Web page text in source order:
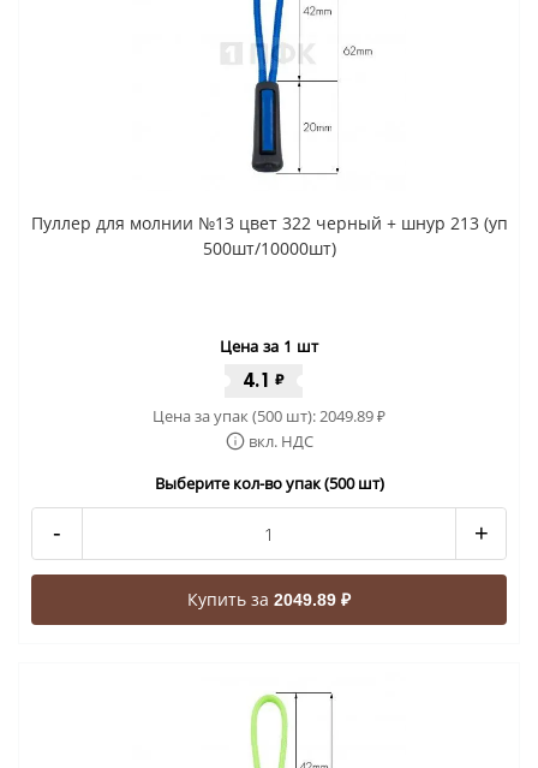
Пуллер для молнии №13 цвет 322 черный + шнур 213 (уп
500шт/10000шт)
Цена за 1 шт
4.1 ₽
Цена за упак (500 шт):2049.89₽
вкл. НДС
Выберите кол-во упак (500 шт)
- +
Купить за 2049.89 ₽